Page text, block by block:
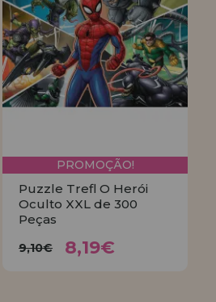
PROMOÇÃO!
Puzzle Trefl O Herói
Oculto XXL de 300
Peças
9,10€ 8,19€